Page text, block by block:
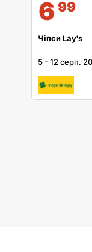
6 99
Чіпси Lay's
5 -12 серп.